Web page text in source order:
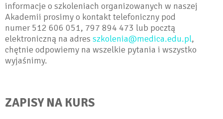
informacje o szkoleniach organizowanych w naszej
Akademii prosimy o kontakt telefoniczny pod
numer 512 606 051, 797 894 473 lub pocztą
elektroniczną na adres szkolenia@medica.edu.pl,
chętnie odpowiemy na wszelkie pytania i wszystko
wyjaśnimy.
ZAPISY NA KURS